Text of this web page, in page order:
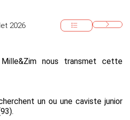
2026
nous transmet cette
un ou une caviste junior